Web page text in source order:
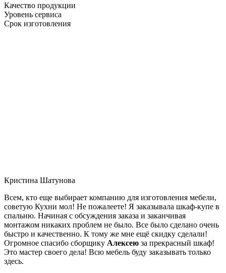
Качество продукции
Уровень сервиса
Срок изготовления
Кристина Шатунова
Всем, кто еще выбирает компанию для изготовления мебели,
советую Кухни мол! Не пожалеете! Я заказывала шкаф-купе в
спальню. Начиная с обсуждения заказа и заканчивая
монтажом никаких проблем не было. Все было сделано очень
быстро и качественно. К тому же мне ещё скидку сделали!
Огромное спасибо сборщику Алексею за прекрасный шкаф!
Это мастер своего дела! Всю мебель буду заказывать только
здесь.